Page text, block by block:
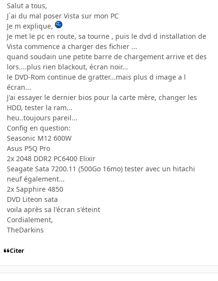
Salut a tous,
J`ai du mal poser Vista sur mon PC
Je m explique,
Je met le pc en route, sa tourne , puis le dvd d installation de
Vista commence a charger des fichier ...
quand soudain une petite barre de chargement arrive et des
lors....plus rien blackout, écran noir...
le DVD-Rom continue de gratter...mais plus d image a l
écran...
J'ai essayer le dernier bios pour la carte mère, changer les
HDD, tester la ram...
heu..toujours pareil...
Config en question:
Seasonic M12 600W
Asus P5Q Pro
2x 2048 DDR2 PC6400 Elixir
Seagate Sata 7200.11 (500Go 16mo) tester avec un hitachi
neuf également...
2x Sapphire 4850
DVD Liteon sata
voila après sa l'écran s'éteint
Cordialement,
TheDarkins
Citer